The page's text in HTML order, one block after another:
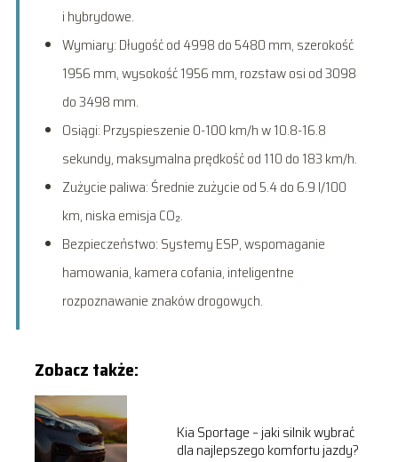
i hybrydowe.
Wymiary: Długość od 4998 do 5480 mm, szerokość
1956 mm, wysokość 1956 mm, rozstaw osi od 3098
do 3498 mm.
Osiągi: Przyspieszenie 0-100 km/h w 10.8-16.8
sekundy, maksymalna prędkość od 110 do 183 km/h.
Zużycie paliwa: Średnie zużycie od 5.4 do 6.9 l/100
km, niska emisja CO₂.
Bezpieczeństwo: Systemy ESP, wspomaganie
hamowania, kamera cofania, inteligentne
rozpoznawanie znaków drogowych.
Zobacz także:
Kia Sportage – jaki silnik wybrać
dla najlepszego komfortu jazdy?